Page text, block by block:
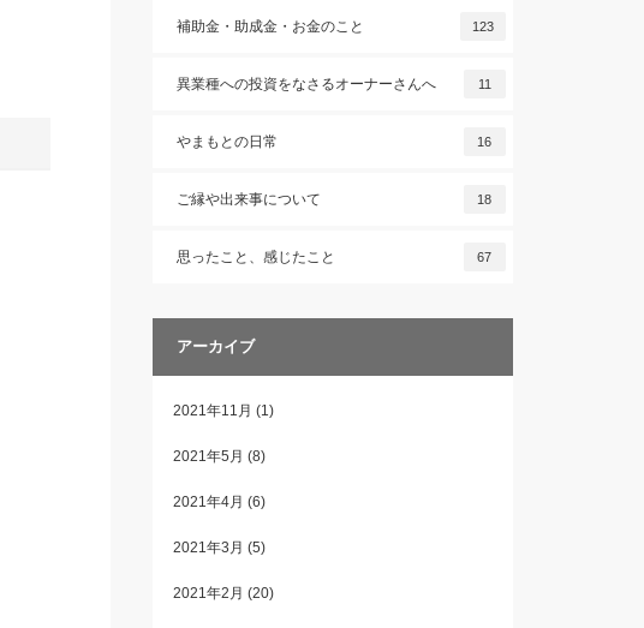
補助金・助成金・お金のこと 123
異業種への投資をなさるオーナーさんへ 11
やまもとの日常 16
ご縁や出来事について 18
思ったこと、感じたこと 67
アーカイブ
2021年11月 (1)
2021年5月 (8)
2021年4月 (6)
2021年3月 (5)
2021年2月 (20)